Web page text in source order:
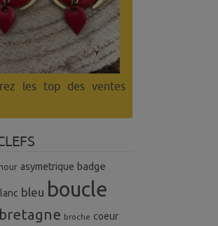
les top des ventes
asymetrique badge
bleu boucle
bretagne broche coeur